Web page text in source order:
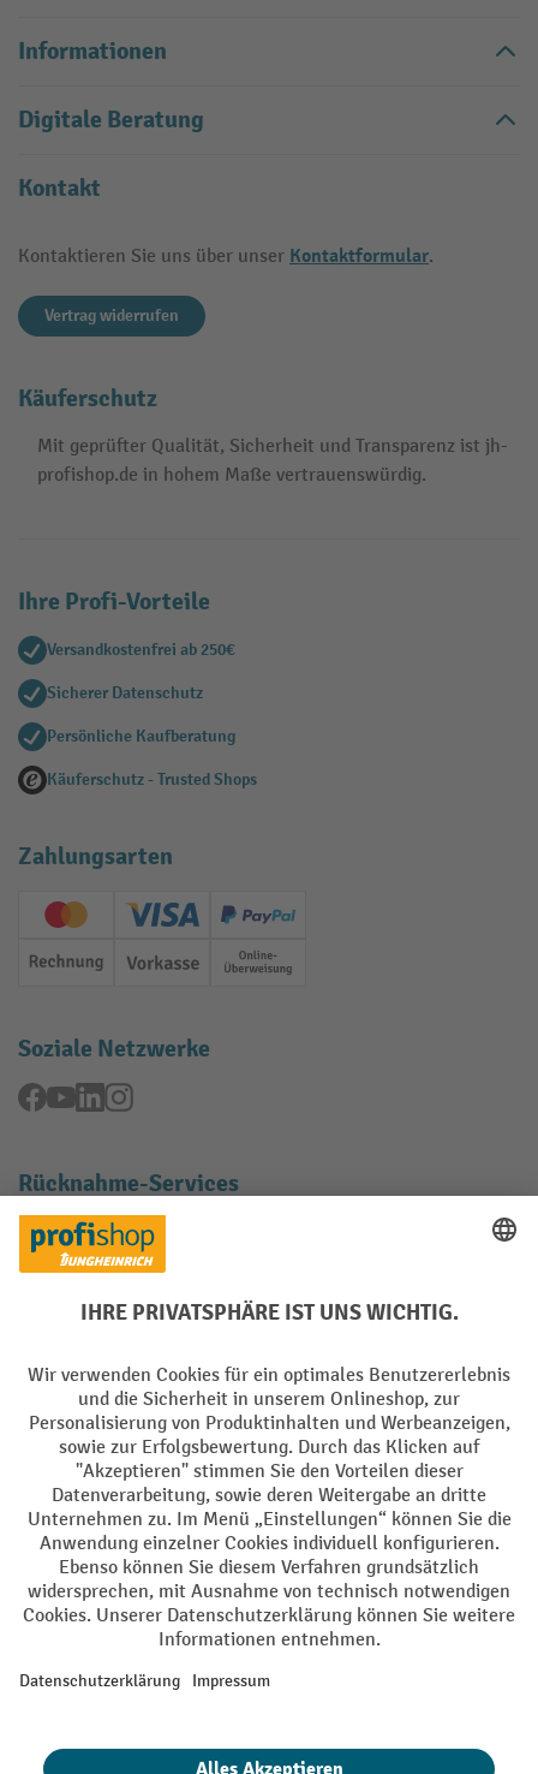
Informationen
Digitale Beratung
Kontakt
Kontaktieren Sie uns über unser Kontaktformular.
Vertrag widerrufen
Käuferschutz
Mit geprüfter Qualität, Sicherheit und Transparenz ist jh-
profishop.de in hohem Maße vertrauenswürdig.
Ihre Profi-Vorteile
Versandkostenfrei ab 250€
Sicherer Datenschutz
Persönliche Kaufberatung
Käuferschutz - Trusted Shops
Zahlungsarten
Creditcard (Master)Creditcard (Visa)
PayPal
Rechnung Vorkasse Online-Überweisung
Soziale Netzwerke
Facebook
YouTubeLinkedInInstagram
Rücknahme-Services
Elektrogeräte Rückname
Batterie Rückname
Impressum Datenschutz
Barrierefreiheit Grounding Page Privacy Settings
Alle Preise exkl. gesetzl. Mehrwertsteuer zzgl.Versandkostenund ggf.
Nachnahmegebühren, wenn nicht anders angegeben.
¹ Der Rabatt gilt so lange der Vorrat reicht. Der Rabatt gilt nicht auf
oder Gutscheinen ist nicht möglich. | ² Der Rabatt wird einmalig bei
eingelöst werden. Die Höhe des Rabatts variiert je nach